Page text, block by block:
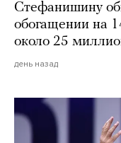
Стефанишину
обогащении на
около 25
день назад